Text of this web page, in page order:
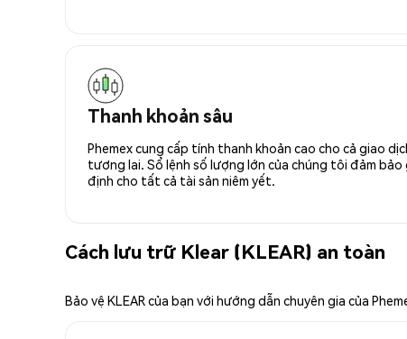
Thanh khoản sâu
Phemex cung cấp tính thanh khoản cao cho cả giao
tương lai. Sổ lệnh số lượng lớn của chúng tôi đảm bảo
định cho tất cả tài sản niêm yết.
Cách lưu trữ Klear (KLEAR) an toàn
Bảo vệ KLEAR của bạn với hướng dẫn chuyên gia của